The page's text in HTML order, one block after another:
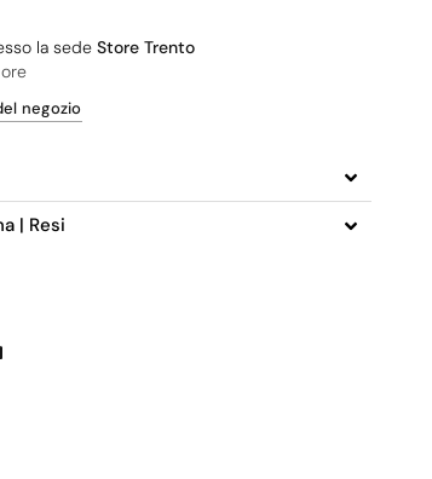
la sedeStore Trento
negozio
| Resi